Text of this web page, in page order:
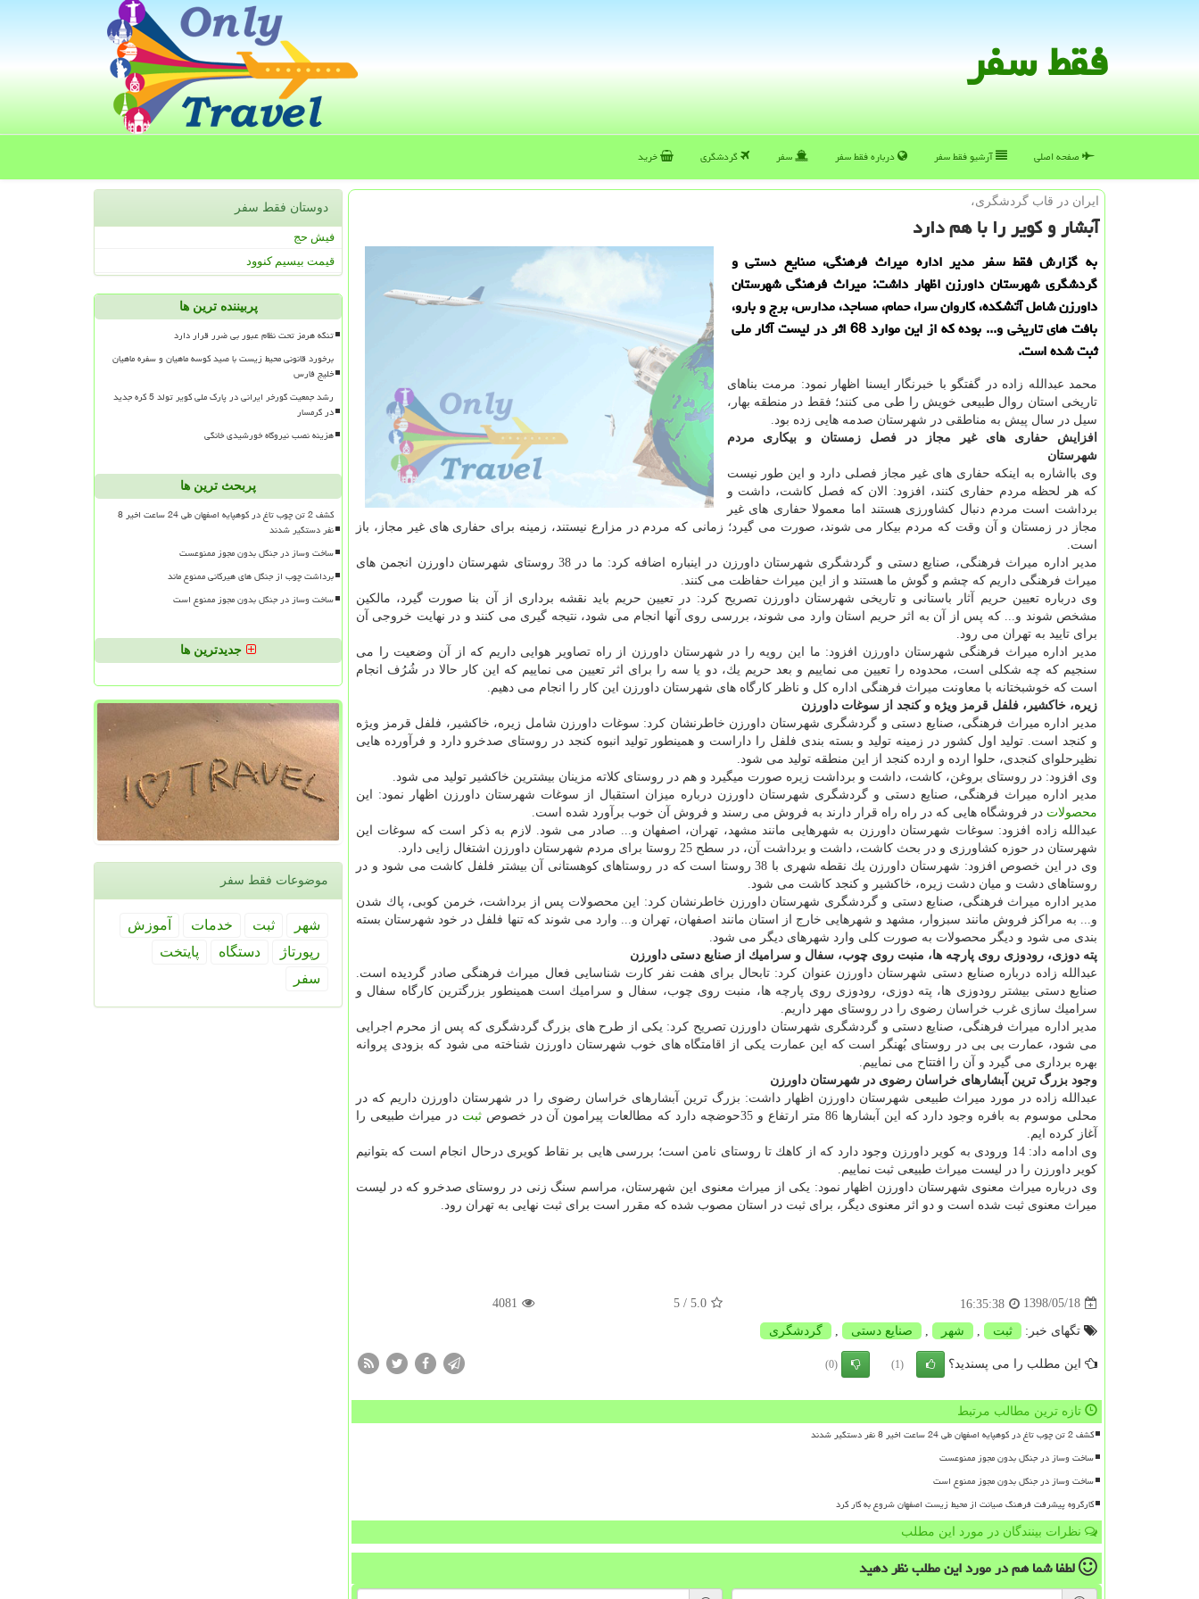
فقط سفر
صفحه اصلی آرشیو فقط سفر درباره فقط سفر سفر گردشگری خرید
ایران در قاب گردشگری،
آبشار و كویر را با هم دارد
به گزارش فقط سفر مدیر اداره میراث فرهنگی، صنایع دستی و
گردشگری شهرستان داورزن اظهار داشت: میراث فرهنگی شهرستان
داورزن شامل آتشكده، كاروان سرا، حمام، مساجد، مدارس، برج و بارو،
بافت های تاریخی و... بوده كه از این موارد 68 اثر در لیست آثار ملی
ثبت شده است.
محمد عبدالله زاده در گفتگو با خبرنگار ایسنا اظهار نمود: مرمت بناهای
تاریخی استان روال طبیعی خویش را طی می كنند؛ فقط در منطقه بهار،
سیل در سال پیش به مناطقی در شهرستان صدمه هایی زده بود.
افزایش حفاری های غیر مجاز در فصل زمستان و بیكاری مردم
شهرستان
وی بااشاره به اینكه حفاری های غیر مجاز فصلی دارد و این طور نیست
كه هر لحظه مردم حفاری كنند، افزود: الان كه فصل كاشت، داشت و
برداشت است مردم دنبال كشاورزی هستند اما معمولا حفاری های غیر
مجاز در زمستان و آن وقت كه مردم بیكار می شوند، صورت می گیرد؛ زمانی كه مردم در مزارع نیستند، زمینه برای حفاری های غیر مجاز، باز
است.
مدیر اداره میراث فرهنگی، صنایع دستی و گردشگری شهرستان داورزن در اینباره اضافه كرد: ما در 38 روستای شهرستان داورزن انجمن های
میراث فرهنگی داریم كه چشم و گوش ما هستند و از این میراث حفاظت می كنند.
وی درباره تعیین حریم آثار باستانی و تاریخی شهرستان داورزن تصریح كرد: در تعیین حریم باید نقشه برداری از آن بنا صورت گیرد، مالكین
مشخص شوند و... كه پس از آن به اثر حریم استان وارد می شوند، بررسی روی آنها انجام می شود، نتیجه گیری می كنند و در نهایت خروجی آن
برای تایید به تهران می رود.
مدیر اداره میراث فرهنگی شهرستان داورزن افزود: ما این رویه را در شهرستان داورزن از راه تصاویر هوایی داریم كه از آن وضعیت را می
سنجیم كه چه شكلی است، محدوده را تعیین می نماییم و بعد حریم یك، دو یا سه را برای اثر تعیین می نماییم كه این كار حالا در شُرُف انجام
است كه خوشبختانه با معاونت میراث فرهنگی اداره كل و ناظر كارگاه های شهرستان داورزن این كار را انجام می دهیم.
زیره، خاكشیر، فلفل قرمز ویژه و كنجد از سوغات داورزن
مدیر اداره میراث فرهنگی، صنایع دستی و گردشگری شهرستان داورزن خاطرنشان كرد: سوغات داورزن شامل زیره، خاكشیر، فلفل قرمز ویژه
و كنجد است. تولید اول كشور در زمینه تولید و بسته بندی فلفل را داراست و همینطور تولید انبوه كنجد در روستای صدخرو دارد و فرآورده هایی
نظیرحلوای كنجدی، حلوا ارده و ارده كنجد از این منطقه تولید می شود.
وی افزود: در روستای بروغن، كاشت، داشت و برداشت زیره صورت می‎گیرد و هم در روستای كلاته مزینان بیشترین خاكشیر تولید می شود.
مدیر اداره میراث فرهنگی، صنایع دستی و گردشگری شهرستان داورزن درباره میزان استقبال از سوغات شهرستان داورزن اظهار نمود: این
محصولات در فروشگاه هایی كه در راه راه قرار دارند به فروش می رسند و فروش آن خوب برآورد شده است.
عبدالله زاده افزود: سوغات شهرستان داورزن به شهرهایی مانند مشهد، تهران، اصفهان و... صادر می شود. لازم به ذكر است كه سوغات این
شهرستان در حوزه كشاورزی و در بحث كاشت، داشت و برداشت آن، در سطح 25 روستا برای مردم شهرستان داورزن اشتغال زایی دارد.
وی در این خصوص افزود: شهرستان داورزن یك نقطه شهری با 38 روستا است كه در روستاهای كوهستانی آن بیشتر فلفل كاشت می شود و در
روستاهای دشت و میان دشت زیره، خاكشیر و كنجد كاشت می شود.
مدیر اداره میراث فرهنگی، صنایع دستی و گردشگری شهرستان داورزن خاطرنشان كرد: این محصولات پس از برداشت، خرمن كوبی، پاك شدن
و... به مراكز فروش مانند سبزوار، مشهد و شهرهایی خارج از استان مانند اصفهان، تهران و... وارد می شوند كه تنها فلفل در خود شهرستان بسته
بندی می شود و دیگر محصولات به صورت كلی وارد شهرهای دیگر می شود.
پته دوزی، رودوزی روی پارچه ها، منبت روی چوب، سفال و سرامیك از صنایع دستی داورزن
عبدالله زاده درباره صنایع دستی شهرستان داورزن عنوان كرد: تابحال برای هفت نفر كارت شناسایی فعال میراث فرهنگی صادر گردیده است.
صنایع دستی بیشتر رودوزی ها، پته دوزی، رودوزی روی پارچه ها، منبت روی چوب، سفال و سرامیك است همینطور بزرگترین كارگاه سفال و
سرامیك سازی غرب خراسان رضوی را در روستای مهر داریم.
مدیر اداره میراث فرهنگی، صنایع دستی و گردشگری شهرستان داورزن تصریح كرد: یكی از طرح های بزرگ گردشگری كه پس از محرم اجرایی
می شود، عمارت بی بی در روستای بُهنگر است كه این عمارت یكی از اقامتگاه های خوب شهرستان داورزن شناخته می ‎شود كه بزودی پروانه
بهره برداری می گیرد و آن ‎را افتتاح می نماییم.
وجود بزرگ ترین آبشارهای خراسان رضوی در شهرستان داورزن
عبدالله زاده در مورد میراث طبیعی شهرستان داورزن اظهار داشت: بزرگ ترین آبشارهای خراسان رضوی را در شهرستان داورزن داریم كه در
محلی موسوم به بافره وجود دارد كه این آبشارها 86 متر ارتفاع و 35حوضچه دارد كه مطالعات پیرامون آن در خصوص
ثبت در میراث طبیعی را
آغاز كرده ایم.
وی ادامه داد: 14 ورودی به كویر داورزن وجود دارد كه از كاهك تا روستای نامن است؛ بررسی هایی بر نقاط كویری درحال انجام است كه بتوانیم
كویر داورزن را در لیست میراث طبیعی ثبت نماییم.
وی درباره میراث معنوی شهرستان داورزن اظهار نمود: یكی از میراث معنوی این شهرستان، مراسم سنگ زنی در روستای صدخرو كه در لیست
میراث معنوی ثبت شده است و دو اثر معنوی دیگر، برای ثبت در استان مصوب شده كه مقرر است برای ثبت نهایی به تهران رود.
1398/05/18
16:35:38
5.0
/ 5
4081
تگهای خبر: ثبت شهر صنایع دستی گردشگری
این مطلب را می پسندید؟ (1)
(0)
تازه ترین مطالب مرتبط
کشف 2 تن چوب تاغ در کوهپایه اصفهان طی 24 ساعت اخیر 8 نفر دستگیر شدند
ساخت وساز در جنگل بدون مجوز ممنوعست
ساخت وساز در جنگل بدون مجوز ممنوع است
کارگروه پیشرفت فرهنگ صیانت از محیط زیست اصفهان شروع به کار کرد
نظرات بینندگان در مورد این مطلب
لطفا شما همدر مورد این مطلبنظر دهید
دوستان فقط سفر
فیش حج
قیمت بیسیم کنوود
پربیننده ترین ها
تنگه هرمز تحت نظام عبور بی ضرر قرار دارد
برخورد قانونی محیط زیست با صید کوسه ماهیان و سفره ماهیان
خلیج فارس
رشد جمعیت گورخر ایرانی در پارک ملی کویر تولد 5 کره جدید
در گرمسار
هزینه نصب نیروگاه خورشیدی خانگی
پربحث ترین ها
کشف 2 تن چوب تاغ در کوهپایه اصفهان طی 24 ساعت اخیر 8
نفر دستگیر شدند
ساخت وساز در جنگل بدون مجوز ممنوعست
برداشت چوب از جنگل های هیرکانی ممنوع ماند
ساخت وساز در جنگل بدون مجوز ممنوع است
جدیدترین ها
موضوعات فقط سفر
شهر ثبت خدمات
آموزش
رپورتاژ
دستگاه
پایتخت
سفر